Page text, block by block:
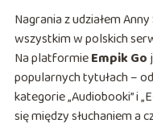
Nagrania z udziałem
wszystkim w polskich
Na platformieEmpik Go
popularnych tytułach –
kategorie „Audiobooki” i
się między słuchaniem a